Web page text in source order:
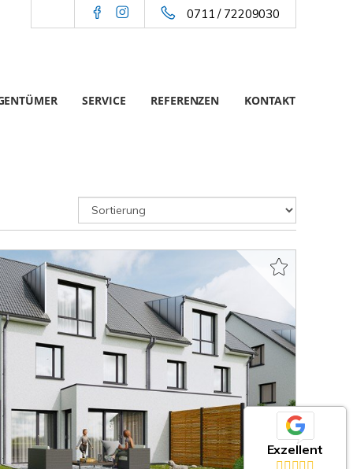
0711 / 72209030
SERVICE REFERENZEN KONTAKT
Exzellent